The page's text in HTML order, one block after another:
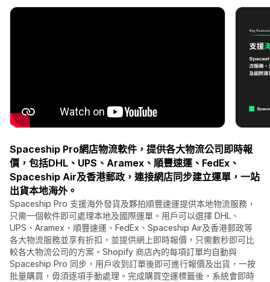
Spaceship Pro網店物流軟件，提供各大物流公司即時報
價，包括DHL、UPS、Aramex、順豐速運、FedEx、
Spaceship Air及香港郵政，連接網店同步建立運單，一站
出貨本地海外。
Spaceship Pro 支援海外發貨及夥拍順豐速運提供本地物流服務，
只需一個軟件即可處理本地及國際運單。用戶可以選擇 DHL、
UPS、Aramex、順豐速運、FedEx、Spaceship Air及香港郵政等
各大物流服務並享有折扣，並提供網上即時報價，只需數秒即可比
較各大物流公司的方案。Shopify 商店內的每項訂單均自動與
Spaceship Pro 同步，用戶收到訂單後即可進行報價及出貨，一按
批量購買，毋須逐項手動處理。完成購買空運標籤後，系統會即時